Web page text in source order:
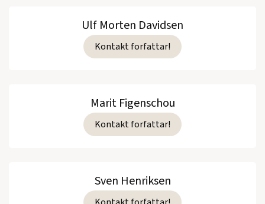
Ulf Morten Davidsen
Kontakt forfattar!
Marit Figenschou
Kontakt forfattar!
Sven Henriksen